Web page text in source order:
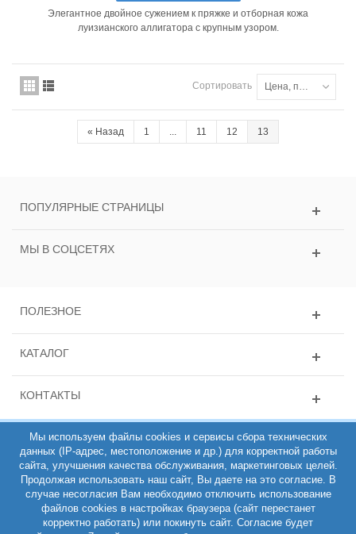
Элегантное двойное сужением к пряжке и отборная кожа
луизианского аллигатора с крупным узором.
Сортировать Цена, по возрастанию
« Назад 1 ... 11 12 13
ПОПУЛЯРНЫЕ СТРАНИЦЫ
МЫ В СОЦСЕТЯХ
ПОЛЕЗНОЕ
КАТАЛОГ
КОНТАКТЫ
ИНН 781431135163, ОГРН 308784714100200, Интернет-магазин
РЕМЕШОП 2011-2026 (C)
Мы используем файлы cookies и сервисы сбора технических
данных (IP-адрес, местоположение и др.) для корректной работы
сайта, улучшения качества обслуживания, маркетинговых целей.
Продолжая использовать наш сайт, Вы даете на это согласие. В
случае несогласия Вам необходимо отключить использование
файлов cookies в настройках браузера (сайт перестанет
корректно работать) или покинуть сайт. Согласие будет